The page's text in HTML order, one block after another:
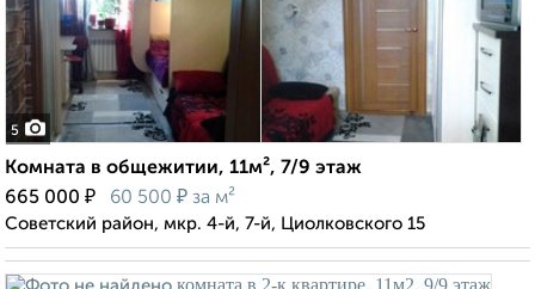
5
Комната в общежитии, 11м², 7/9 этаж
665 000 ₽ 60 500 ₽ за м²
Советский район, мкр. 4-й, 7-й, Циолковского 15